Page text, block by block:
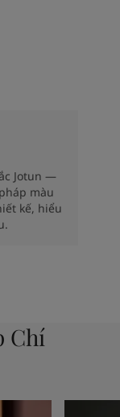
Jotun —
màu
kế, hiểu
Chí